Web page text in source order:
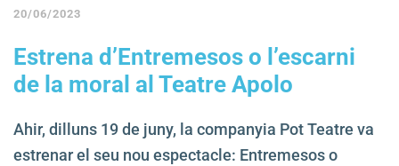
20/06/2023
Estrena d’Entremesos o l’escarni
de la moral al Teatre Apolo
Ahir, dilluns 19 de juny, la companyia Pot Teatre va
estrenar el seu nou espectacle: Entremesos o